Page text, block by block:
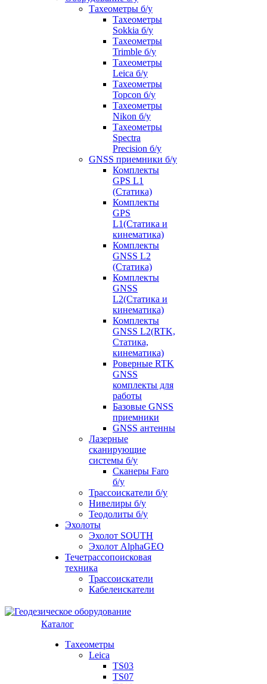
Тахеометры б/у
Тахеометры
Sokkia б/у
Тахеометры
Trimble б/у
Тахеометры
Leica б/у
Тахеометры
Topcon б/у
Тахеометры
Nikon б/у
Тахеометры
Spectra
Precision б/у
GNSS приемники б/у
Комплекты
GPS L1
(Статика)
Комплекты
GPS
L1(Статика и
кинематика)
Комплекты
GNSS L2
(Статика)
Комплекты
GNSS
L2(Статика и
кинематика)
Комплекты
GNSS L2(RTK,
Статика,
кинематика)
Роверные RTK
GNSS
комплекты для
работы
Базовые GNSS
приемники
GNSS антенны
Лазерные
сканирующие
системы б/у
Сканеры Faro
б/у
Трассоискатели б/у
Нивелиры б/у
Теодолиты б/у
Эхолоты
Эхолот SOUTH
Эхолот AlphaGEO
Течетрассопоисковая
техника
Трассоискатели
Кабелеискатели
Каталог
Тахеометры
Leica
TS03
TS07